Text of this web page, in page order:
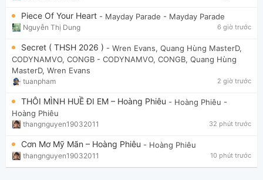
Piece Of Your Heart - Mayday Parade - Mayday Parade
Nguyễn Thị Dung 6 giờ trước
Secret ( THSH 2026 ) - Wren Evans, Quang Hùng MasterD,
CODYNAMVO, CONGB - CODYNAMVO, CONGB, Quang Hùng
MasterD, Wren Evans
tuanpham 2 giờ trước
THÔI MÌNH HUỀ ĐI EM – Hoàng Phiêu - Hoàng Phiêu -
Hoàng Phiêu
thangnguyen19032011 32 phút trước
Cơn Mơ Mỹ Mãn – Hoàng Phiêu - Hoàng Phiêu
thangnguyen19032011 10 phút trước